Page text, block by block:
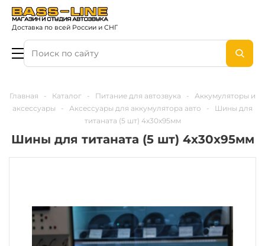
Доставка по всей России и СНГ
Главная - Каталог - Питание для автозвука -
Аккумуляторы и
аксессуары
- Аксессуары для аккумулятора авто -
Шины для
титаната (5 шт) 4x30x95мм
Шины для титаната (5 шт) 4x30x95мм